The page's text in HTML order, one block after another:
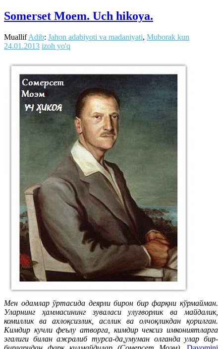
Somerset Moem. Uch hikoya.
MuallifAdib: Jahon adabiyoti va madaniyati, Muborak kun
24.01.2013 izoh yo'q
Мен одамлар ўртасида деярли бирон бир фарқни кўрмайман.
Уларнинг ҳаммасининг зуваласи улуғворлик ва майдалик,
комиллик ва ахлоқсизлик, асллик ва олчоқликдан қорилган.
Кимдир кучли феълу атворга, кимдир чексиз имкониятларга
эгалиги билан ажралиб турса-да,умуман олганда улар бир-